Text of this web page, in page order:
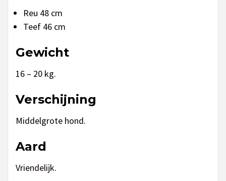
Reu 48 cm
Teef 46 cm
Gewicht
16 – 20 kg.
Verschijning
Middelgrote hond.
Aard
Vriendelijk.